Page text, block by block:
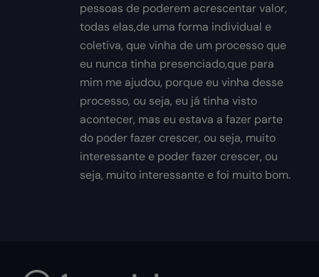
pessoas de poderem acrescentar valor,
todas elas,de uma forma individual e
coletiva, que vinha de um processo que
eu nunca tinha presenciado,que para
mim me ajudou, porque eu vinha desse
processo, ou seja, eu já tinha visto
acontecer, mas eu estava a fazer parte
do poder fazer crescer, ou seja, muito
interessante e poder fazer crescer, ou
seja, muito interessante e foi muito bom.